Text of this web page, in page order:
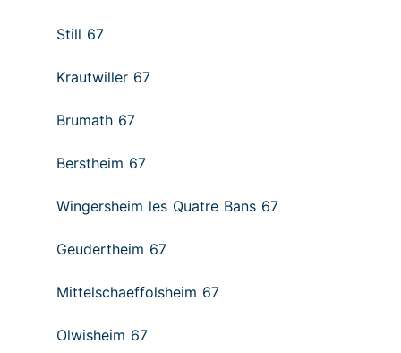
Still 67
Krautwiller 67
Brumath 67
Berstheim 67
Wingersheim les Quatre Bans 67
Geudertheim 67
Mittelschaeffolsheim 67
Olwisheim 67